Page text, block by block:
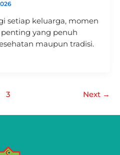
setiap keluarga, momen
yang penuh
maupun tradisi.
3 Next →